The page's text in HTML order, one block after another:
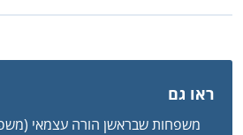
ראו גם
משפחות שבראשן הורה עצמאי